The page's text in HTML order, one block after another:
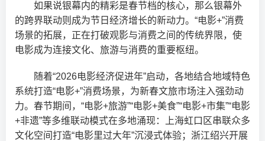
如果说银幕内的精彩是春节档的核心，那么银幕外
的跨界联动则成为节日经济增长的新动力。“电影+”消费
场景的拓展，正在打破观影与消费之间的传统界限，使
电影成为连接文化、旅游与消费的重要枢纽。
随着“2026电影经济促进年”启动，各地结合地域特色
系统打造“电影+”消费场景，为新春文旅市场注入强劲动
力。春节期间，“电影+旅游”“电影+美食”“电影+市集”“电影
+非遗”等多维联动模式在多地涌现：上海虹口区串联众多
文化空间打造“电影里过大年”沉浸式体验；浙江绍兴开展